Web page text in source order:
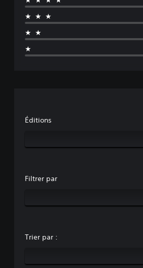
★★★
★★
★
Éditions
Filtrer par
Trier par :